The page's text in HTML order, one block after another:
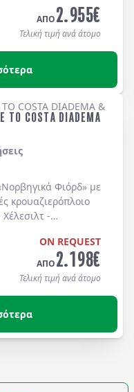
. Διαμονή σε
ΑΠΟ2.955€
Τελική τιμή ανά άτομο
COSTA DIADEMA
Φιόρδ» με
κρουαζιερόπλοιο
Χέλεσιλτ -
ON REQUEST
ΑΠΟ2.198€
Τελική τιμή ανά άτομο